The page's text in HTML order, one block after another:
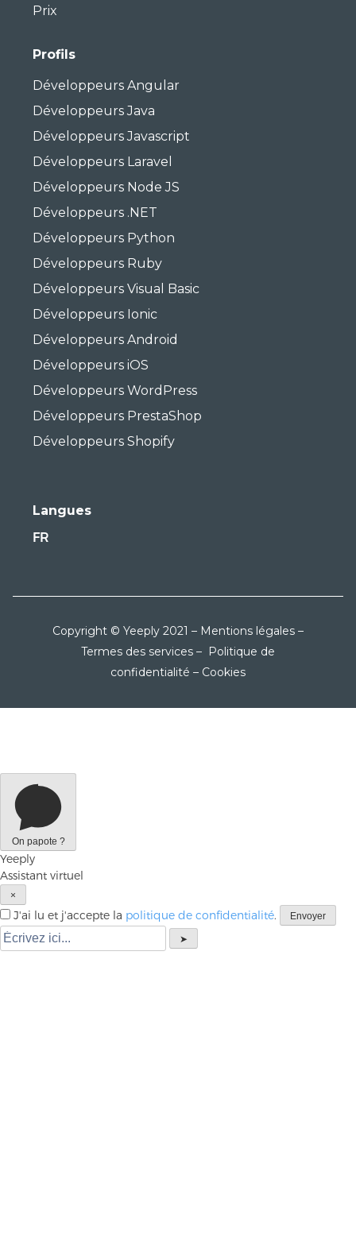
Prix
Profils
Développeurs Angular
Développeurs Java
Développeurs Javascript
Développeurs Laravel
Développeurs Node JS
Développeurs .NET
Développeurs Python
Développeurs Ruby
Développeurs Visual Basic
Développeurs Ionic
Développeurs Android
Développeurs iOS
Développeurs WordPress
Développeurs PrestaShop
Développeurs Shopify
Langues
FR
Copyright © Yeeply 2021 – Mentions légales –
Termes des services – Politique de
confidentialité – Cookies
On papote ?
Yeeply
Assistant virtuel
×
J'ai lu et j'accepte la politique de confidentialité. Envoyer
➤